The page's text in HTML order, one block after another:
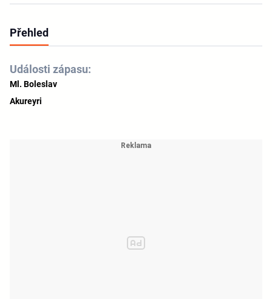
Přehled
Události zápasu:
Ml. Boleslav
Akureyri